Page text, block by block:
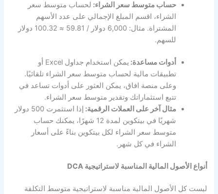
حساب متوسط سعر الشراء:لحساب متوسط سعر
الشراء، اقسم المبلغ الإجمالي على عدد الأسهم
المشتراة. مثال: 6,000 دولار / 59.81 ≈ 100.32 دولار
للسهم.
أدوات مساعدة:
يمكن استخدام جداول Excel أو
تطبيقات مالية لحساب متوسط سعر الشراء تلقائيًا.
وعلى منصة افاق، يمكن العثور على أدوات تساعد في
تتبع استثماراتك وتقدير متوسط سعر الشراء.
مثال آخر على العملات الرقمية:
إذا استثمرت 500 دولار
شهريًا في بيتكوين لمدة 12 شهرًا، يمكنك حساب
متوسط سعر الشراء لكل بيتكوين بناءً على أسعار
الشراء في كل شهر.
أنواع الأصول المالية المناسبة لاستراتيجية DCA
ليست كل الأصول المالية مناسبة لاستراتيجية متوسط التكلفة